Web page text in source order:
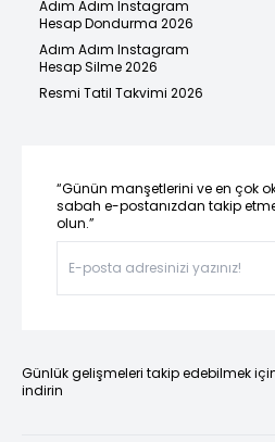
Adım Adım Instagram
Hesap Dondurma 2026
Adım Adım Instagram
Hesap Silme 2026
Resmi Tatil Takvimi 2026
“Günün manşetlerini ve en çok
sabah e-postanızdan takip
olun.”
Günlük gelişmeleri takip edebilmek
indirin